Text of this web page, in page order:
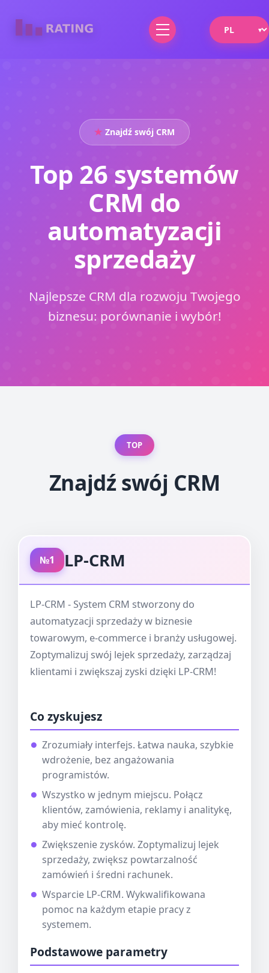
Znajdź swój CRM
Top 26 systemów
CRM do
automatyzacji
sprzedaży
Najlepsze CRM dla rozwoju Twojego
biznesu: porównanie i wybór!
TOP
Znajdź swój CRM
№1 LP-CRM
LP-CRM - System CRM stworzony do
automatyzacji sprzedaży w biznesie
towarowym, e-commerce i branży usługowej.
Zoptymalizuj swój lejek sprzedaży, zarządzaj
klientami i zwiększaj zyski dzięki LP-CRM!
Co zyskujesz
Zrozumiały interfejs. Łatwa nauka, szybkie
wdrożenie, bez angażowania
programistów.
Wszystko w jednym miejscu. Połącz
klientów, zamówienia, reklamy i analitykę,
aby mieć kontrolę.
Zwiększenie zysków. Zoptymalizuj lejek
sprzedaży, zwiększ powtarzalność
zamówień i średni rachunek.
Wsparcie LP-CRM. Wykwalifikowana
pomoc na każdym etapie pracy z
systemem.
Podstawowe parametry